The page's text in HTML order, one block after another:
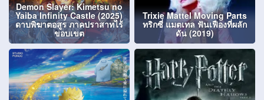
Demon Slayer: Kimetsu no
Yaiba Infinity Castle (2025)
ดาบพิฆาตอสูร ภาคปราสาทไร้
ขอบเขต
Trixie Mattel Moving Parts
ทริกซี่ แมตเทล ฟันเฟืองที่ผลัก
ดัน (2019)